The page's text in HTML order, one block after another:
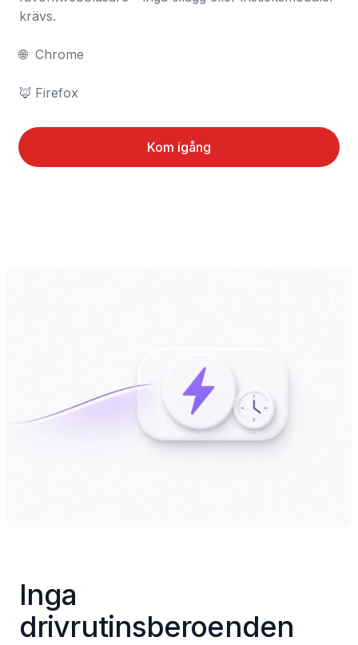
krävs.
🌐	Chrome
🦊	Firefox
Kom igång
Inga
drivrutinsberoenden